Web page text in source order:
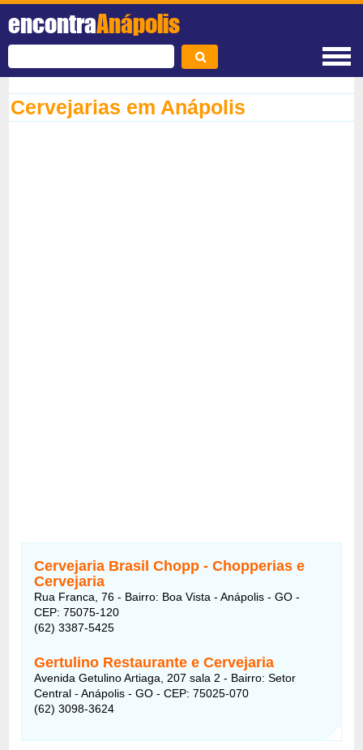
encontraAnápolis
Cervejarias em Anápolis
Cervejaria Brasil Chopp - Chopperias e
Cervejaria
Rua Franca, 76 - Bairro: Boa Vista - Anápolis - GO -
CEP: 75075-120
(62) 3387-5425
Gertulino Restaurante e Cervejaria
Avenida Getulino Artiaga, 207 sala 2 - Bairro: Setor
Central - Anápolis - GO - CEP: 75025-070
(62) 3098-3624